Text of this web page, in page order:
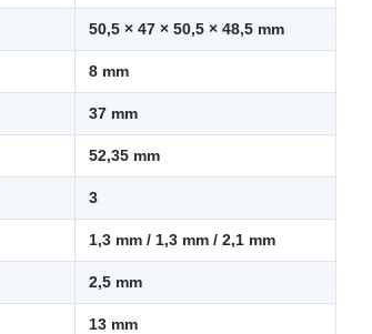
50,5 × 47 × 50,5 × 48,5 mm
8 mm
37 mm
52,35 mm
3
1,3 mm / 1,3 mm / 2,1 mm
2,5 mm
13 mm